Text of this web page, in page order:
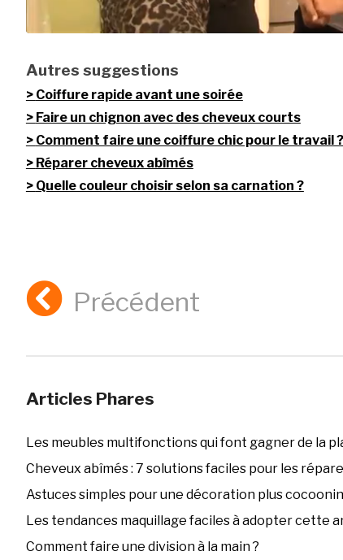
Autres suggestions
Coiffure rapide avant une soirée
Faire un chignon avec des cheveux courts
Comment faire une coiffure chic pour le travail ?
Réparer cheveux abîmés
Quelle couleur choisir selon sa carnation ?
Précédent
Articles Phares
Les meubles multifonctions qui font gagner de la
Cheveux abîmés : 7 solutions faciles pour les
Astuces simples pour une décoration plus
Les tendances maquillage faciles à adopter cette
Comment faire une division à la main ?